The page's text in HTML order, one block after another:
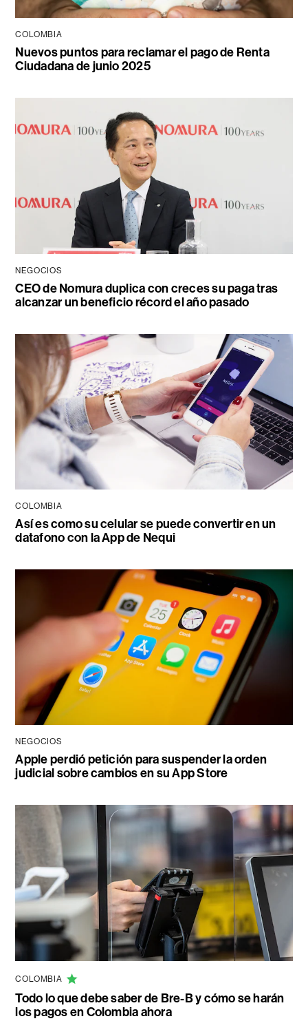
COLOMBIA
Nuevos puntos para reclamar el pago de Renta
Ciudadana de junio 2025
NEGOCIOS
CEO de Nomura duplica con creces su paga tras
alcanzar un beneficio récord el año pasado
COLOMBIA
Así es como su celular se puede convertir en un
datafono con la App de Nequi
NEGOCIOS
Apple perdió petición para suspender la orden
judicial sobre cambios en su App Store
COLOMBIA
Todo lo que debe saber de Bre-B y cómo se harán
los pagos en Colombia ahora